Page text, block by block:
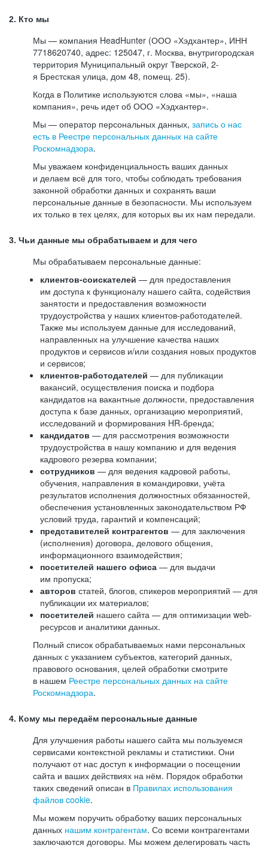
2. Кто мы
Мы — компания HeadHunter (ООО «Хэдхантер», ИНН
7718620740, адрес: 125047, г. Москва, внутригородская
территория Муниципальный округ Тверской, 2-
я Брестская улица, дом 48, помещ. 25).
Когда в Политике используются слова «мы», «наша
компания», речь идет об ООО «Хэдхантер».
Мы — оператор персональных данных, запись о нас
есть в Реестре персональных данных на сайте
Роскомнадзора.
Мы уважаем конфиденциальность ваших данных
и делаем всё для того, чтобы соблюдать требования
законной обработки данных и сохранять ваши
персональные данные в безопасности. Мы используем
их только в тех целях, для которых вы их нам передали.
3. Чьи данные мы обрабатываем и для чего
Мы обрабатываем персональные данные:
клиентов-соискателей — для предоставления
им доступа к функционалу нашего сайта, содействия
занятости и предоставления возможности
трудоустройства у наших клиентов-работодателей.
Также мы используем данные для исследований,
направленных на улучшение качества наших
продуктов и сервисов и/или создания новых продуктов
и сервисов;
клиентов-работодателей — для публикации
вакансий, осуществления поиска и подбора
кандидатов на вакантные должности, предоставления
доступа к базе данных, организацию мероприятий,
исследований и формирования HR-бренда;
кандидатов — для рассмотрения возможности
трудоустройства в нашу компанию и для ведения
кадрового резерва компании;
сотрудников — для ведения кадровой работы,
обучения, направления в командировки, учёта
результатов исполнения должностных обязанностей,
обеспечения установленных законодательством РФ
условий труда, гарантий и компенсаций;
представителей контрагентов — для заключения
(исполнения) договора, делового общения,
информационного взаимодействия;
посетителей нашего офиса — для выдачи
им пропуска;
авторов статей, блогов, спикеров мероприятий — для
публикации их материалов;
посетителей нашего сайта — для оптимизации web-
ресурсов и аналитики данных.
Полный список обрабатываемых нами персональных
данных с указанием субъектов, категорий данных,
правового основания, целей обработки смотрите
в нашем Реестре персональных данных на сайте
Роскомнадзора.
4. Кому мы передаём персональные данные
Для улучшения работы нашего сайта мы пользуемся
сервисами контекстной рекламы и статистики. Они
получают от нас доступ к информации о посещении
сайта и ваших действиях на нём. Порядок обработки
таких сведений описан в Правилах использования
файлов cookie.
Мы можем поручить обработку ваших персональных
данных нашим контрагентам. Со всеми контрагентами
заключаются договоры. Мы можем делегировать часть